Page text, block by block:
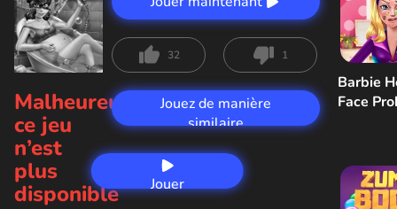
Jouer
32 1
Malheureusement,
ce jeu
n’est
plus
disponible
Jouez de manière
similaire
Barbie
Face